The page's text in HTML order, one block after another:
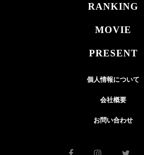
RANKING
MOVIE
PRESENT
個人情報について
会社概要
お問い合わせ